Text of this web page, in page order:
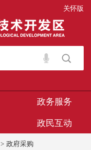
关怀版
政务服务
政民互动
> 政府采购